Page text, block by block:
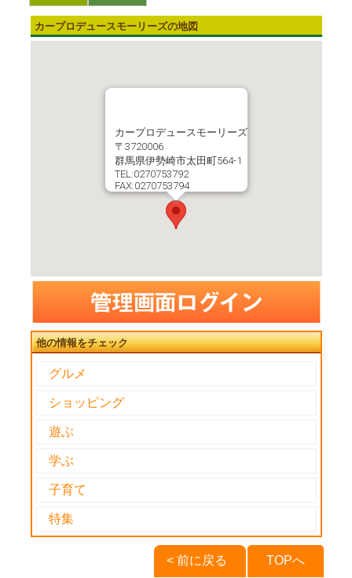
カープロデュースモーリーズの地図
カープロデュースモーリーズ
〒3720006
群馬県伊勢崎市太田町564-1
TEL:0270753792
FAX:0270753794
他の情報をチェック
グルメ
ショッピング
遊ぶ
学ぶ
子育て
特集
TOPへ
< 前に戻る